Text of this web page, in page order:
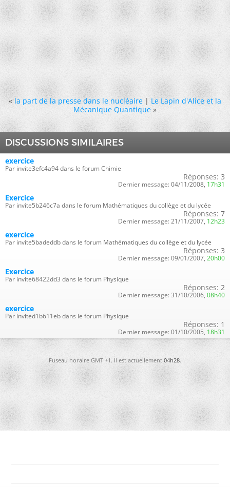
« la part de la presse dans le nucléaire|Le Lapin d'Alice et la
Mécanique Quantique »
DISCUSSIONS SIMILAIRES
exercice
Par invite3efc4a94 dans le forum Chimie
Réponses: 3
Dernier message: 04/11/2008, 17h31
Exercice
Par invite5b246c7a dans le forum Mathématiques du collège et du lycée
Réponses: 7
Dernier message: 21/11/2007, 12h23
exercice
Par invite5badeddb dans le forum Mathématiques du collège et du lycée
Réponses: 3
Dernier message: 09/01/2007, 20h00
Exercice
Par invite68422dd3 dans le forum Physique
Réponses: 2
Dernier message: 31/10/2006, 08h40
exercice
Par invited1b611eb dans le forum Physique
Réponses: 1
Dernier message: 01/10/2005, 18h31
Fuseau horaire GMT +1. Il est actuellement04h28.